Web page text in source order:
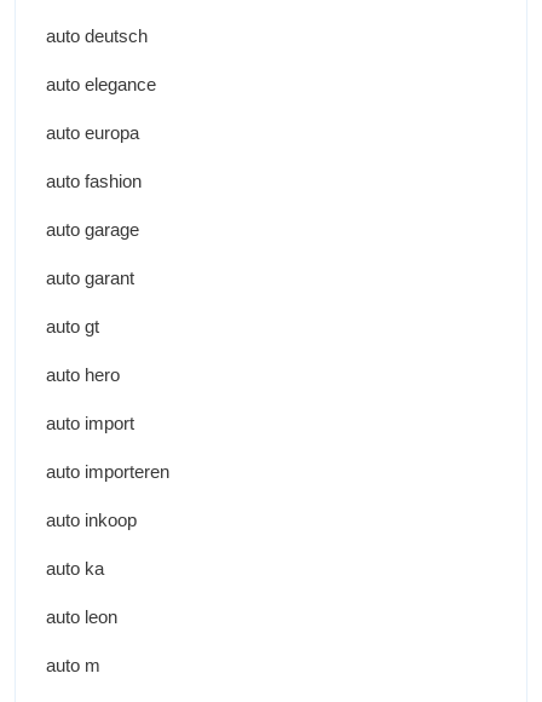
auto deutsch
auto elegance
auto europa
auto fashion
auto garage
auto garant
auto gt
auto hero
auto import
auto importeren
auto inkoop
auto ka
auto leon
auto m